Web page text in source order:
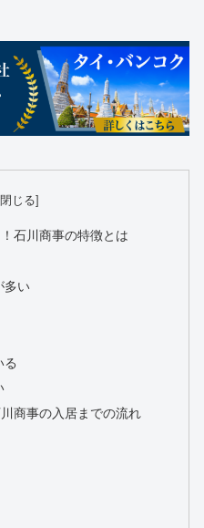
石川商事の特徴とは
多い
商事の入居までの流れ